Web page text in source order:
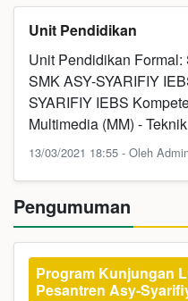
Unit Pendidikan
Unit Pendidikan Formal:
SMK ASY-SYARIFIY
SYARIFIY IEBS
Multimedia (MM) -
13/03/2021 18:55 - Oleh
Pengumuman
Program Kunjungan
Pesantren Asy-